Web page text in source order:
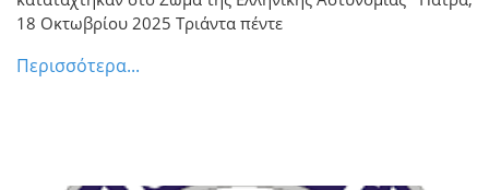
18 Οκτωβρίου 2025 Τριάντα πέντε
Περισσότερα...